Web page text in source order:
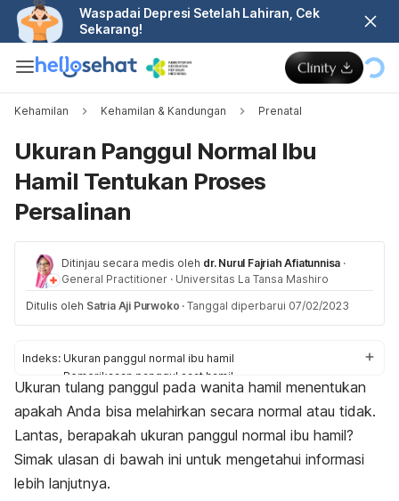
Waspadai Depresi Setelah Lahiran, Cek
Sekarang!
Kehamilan Kehamilan & Kandungan Prenatal
Ukuran Panggul Normal Ibu
Hamil Tentukan Proses
Persalinan
Ditinjau secara medis oleh dr. Nurul Fajriah Afiatunnisa ·
General Practitioner · Universitas La Tansa Mashiro
Ditulis oleh Satria Aji Purwoko · Tanggal diperbarui 07/02/2023
Indeks: Ukuran panggul normal ibu hamil
Pemeriksaan panggul saat hamil
Jenis bentuk panggul wanita
Pengaruh pada proses persalinan
Ukuran tulang panggul pada wanita hamil menentukan
apakah Anda bisa melahirkan secara normal atau tidak.
Lantas, berapakah ukuran panggul normal ibu hamil?
Simak ulasan di bawah ini untuk mengetahui informasi
lebih lanjutnya.